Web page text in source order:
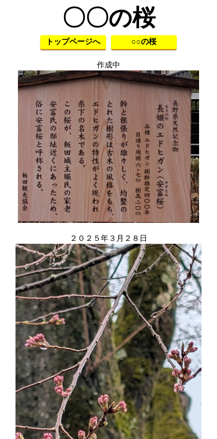
〇〇の桜
トップページへ ○○の桜
作成中
２０２５年３月２８日